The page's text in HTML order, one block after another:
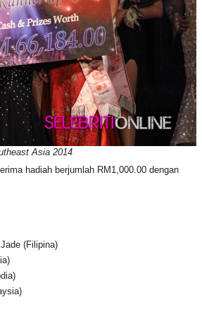
Asia 2014
hadiah berjumlah RM1,000.00 dengan
(Filipina)